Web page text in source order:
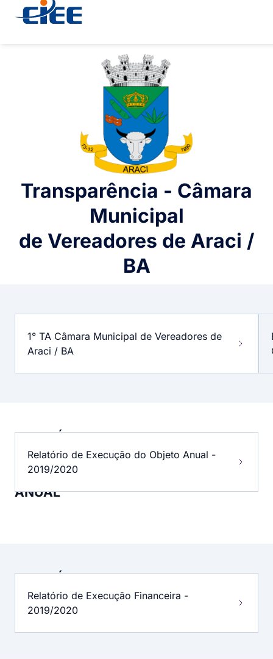
Transparência - Câmara
Municipal
de Vereadores de Araci /
BA
DOCUMENTOS
DA
PARCERIA
1° TA Câmara Municipal de Vereadores de
Araci / BA
RELATÓRIO
DE
EXECUÇÃO
DO
ANUAL
Relatório de Execução do Objeto Anual -
2019/2020
RELATÓRIO
DE
EXECUÇÃO
FINANCEIRA
Relatório de Execução Financeira -
2019/2020